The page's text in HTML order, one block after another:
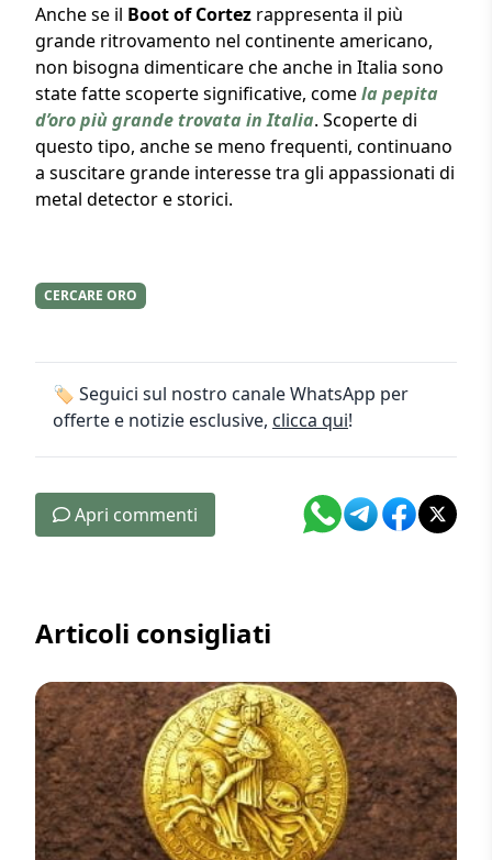
Anche se il Boot of Cortez rappresenta il più
grande ritrovamento nel continente americano,
non bisogna dimenticare che anche in Italia sono
state fatte scoperte significative, comela pepita
d’oro più grande trovata in Italia. Scoperte di
questo tipo, anche se meno frequenti, continuano
a suscitare grande interesse tra gli appassionati di
metal detector e storici.
CERCARE ORO
🏷️ Seguici sul nostro canale WhatsApp per
offerte e notizie esclusive, clicca qui!
Apri commenti
Articoli consigliati